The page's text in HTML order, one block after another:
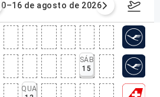
de agosto de 2026 17–23
SÁB
15
QUA